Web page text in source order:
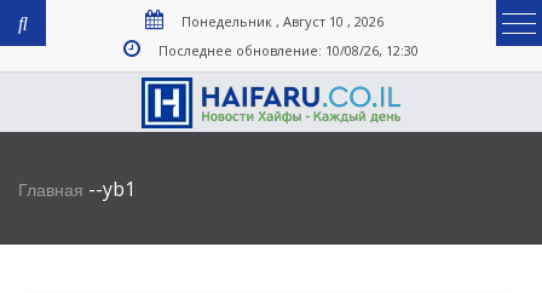
Понедельник , Август 10 , 2026
Последнее обновление: 10/08/26, 12:30
Главная --yb1